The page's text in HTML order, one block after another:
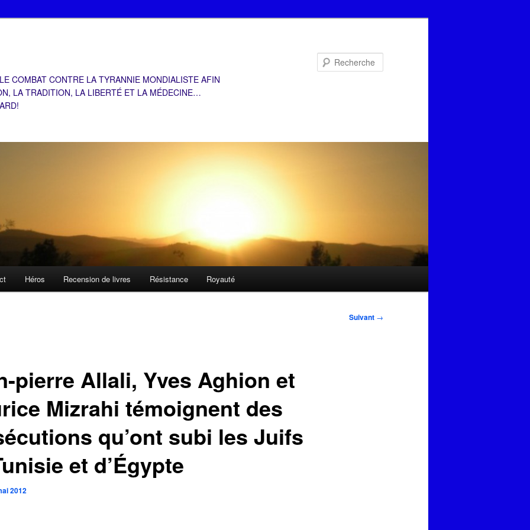
COMBAT CONTRE LA TYRANNIE MONDIALISTE AFIN
LA TRADITION, LA LIBERTÉ ET LA MÉDECINE…
Héros Recension de livres Résistance Royauté
Suivant →
pierre Allali, Yves Aghion et
Mizrahi témoignent des
qu’ont subi les Juifs
et d’Égypte
2012